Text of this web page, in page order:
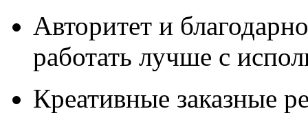
Авторитет и
работать лучше с
Креативные заказные